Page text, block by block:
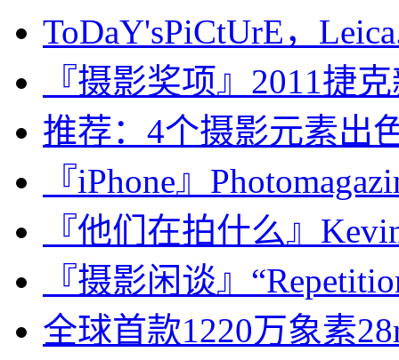
ToDaY'sPiCtUrE，
『摄影奖项』2011捷
推荐：4个摄影元素出
『iPhone』
『他们在拍什么』
『摄影闲谈』
全球首款1220万象素